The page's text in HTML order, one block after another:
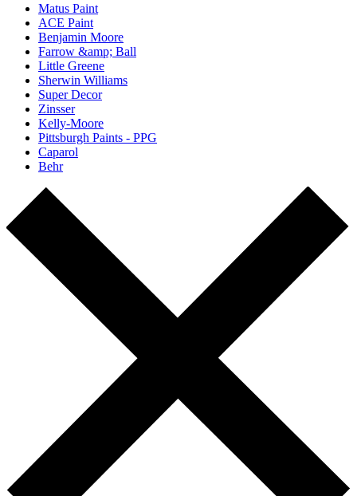
Matus Paint
ACE Paint
Benjamin Moore
Farrow &amp; Ball
Little Greene
Sherwin Williams
Super Decor
Zinsser
Kelly-Moore
Pittsburgh Paints - PPG
Caparol
Behr